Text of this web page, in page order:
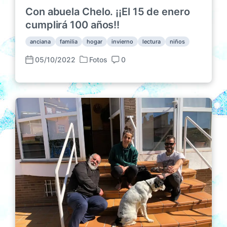
Con abuela Chelo. ¡¡El 15 de enero
cumplirá 100 años!!
anciana familia hogar invierno lectura niños
F
c
h
p
b
l
i
a
c
i
ó
n
05/10/2022
P
b
l
c
a
e
n
Fotos
C
m
e
t
i
s
0